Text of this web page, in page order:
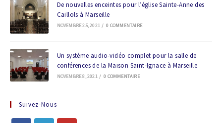
De nouvelles enceintes pour l’église Sainte-Anne des
Caillols à Marseille
NOVEMBRE 25, 2021 / 0 COMMENTAIRE
Un système audio-vidéo complet pour la salle de
conférences de la Maison Saint-Ignace à Marseille
NOVEMBRE 8, 2021 / 0 COMMENTAIRE
Suivez-Nous